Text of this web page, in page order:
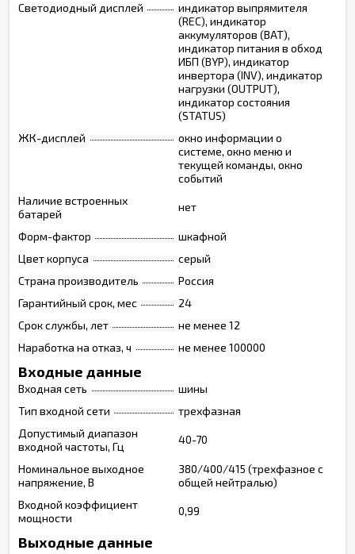
Светодиодный дисплей
индикатор выпрямителя
(REC), индикатор
аккумуляторов (BAT),
индикатор питания в обход
ИБП (BYP), индикатор
инвертора (INV), индикатор
нагрузки (OUTPUT),
индикатор состояния
(STATUS)
ЖК-дисплей
окно информации о
системе, окно меню и
текущей команды, окно
событий
Наличие встроенных
батарей
нет
Форм-фактор
шкафной
Цвет корпуса
серый
Страна производитель
Россия
Гарантийный срок, мес
24
Срок службы, лет
не менее 12
Наработка на отказ, ч
не менее 100000
Входные данные
Входная сеть
шины
Тип входной сети
трехфазная
Допустимый диапазон
входной частоты, Гц
40-70
Номинальное выходное
напряжение, В
380/400/415 (трехфазное с
общей нейтралью)
Входной коэффициент
мощности
0,99
Выходные данные